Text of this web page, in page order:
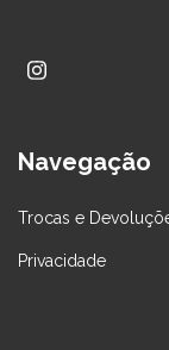
Navegação
Trocas e
Privacidade